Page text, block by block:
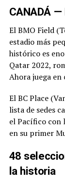
CANADÁ
El BMO Field
estadio más
histórico es
Qatar 2022,
Ahora juega en
El BC Place
lista de sedes
el Pacífico con
en su primer
48
la historia